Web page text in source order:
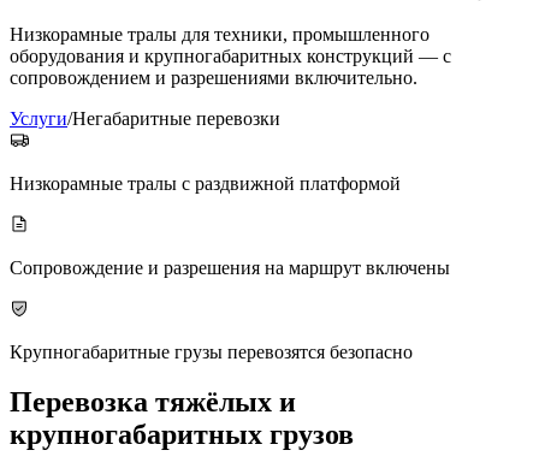
Низкорамные тралы для техники, промышленного
оборудования и крупногабаритных конструкций — с
сопровождением и разрешениями включительно.
Услуги/Негабаритные перевозки
Низкорамные тралы с раздвижной платформой
Сопровождение и разрешения на маршрут включены
Крупногабаритные грузы перевозятся безопасно
Перевозка тяжёлых и
крупногабаритных грузов